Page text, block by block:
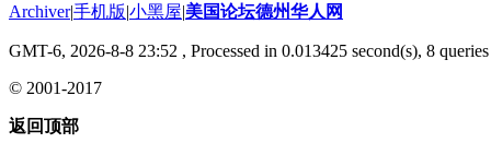
Archiver|手机版|小黑屋|美国论坛德州华人网
GMT-6, 2026-8-8 23:52 , Processed in 0.013425 second(s), 8
© 2001-2017
返回顶部